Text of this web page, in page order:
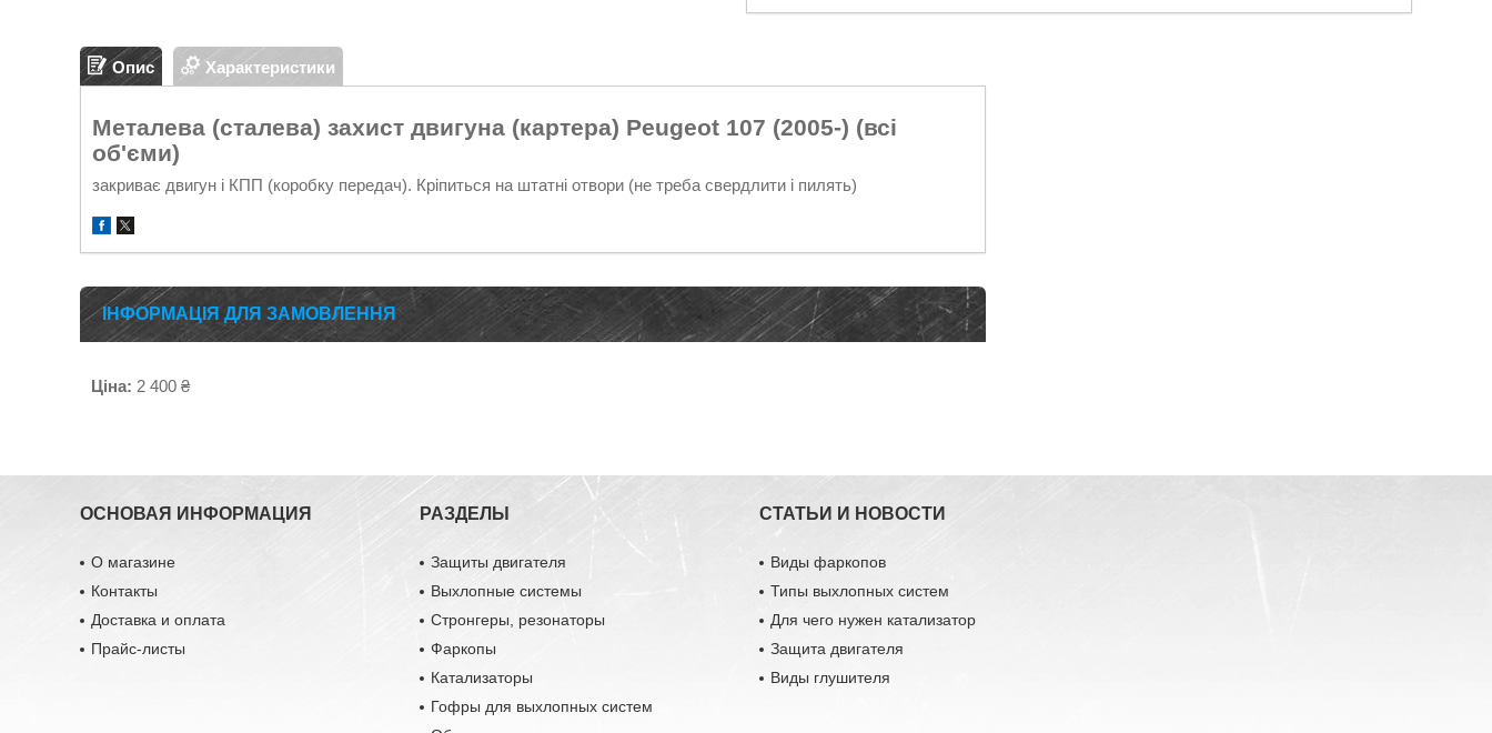
Опис Характеристики
Металева (сталева) захист двигуна (картера) Peugeot 107 (2005-) (всі
об'єми)
закриває двигун і КПП (коробку передач). Кріпиться на штатні отвори (не треба свердлити і пилять)
ІНФОРМАЦІЯ ДЛЯ ЗАМОВЛЕННЯ
Ціна: 2 400 ₴
ОСНОВАЯ ИНФОРМАЦИЯ
О магазине
Контакты
Доставка и оплата
Прайс-листы
РАЗДЕЛЫ
Защиты двигателя
Выхлопные системы
Стронгеры, резонаторы
Фаркопы
Катализаторы
Гофры для выхлопных систем
СТАТЬИ И НОВОСТИ
Виды фаркопов
Типы выхлопных систем
Для чего нужен катализатор
Защита двигателя
Виды глушителя